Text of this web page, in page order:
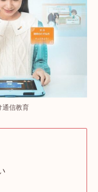
通信教育